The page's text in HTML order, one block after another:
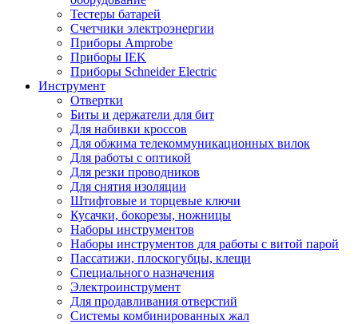
Тестеры батарей
Счетчики электроэнергии
Приборы Amprobe
Приборы IEK
Приборы Schneider Electric
Инструмент
Отвертки
Биты и держатели для бит
Для набивки кроссов
Для обжима телекоммуникационных вилок
Для работы с оптикой
Для резки проводников
Для снятия изоляции
Штифтовые и торцевые ключи
Кусачки, бокорезы, ножницы
Наборы инструментов
Наборы инструментов для работы с витой парой
Пассатижи, плоскогубцы, клещи
Специального назначения
Электроинструмент
Для продавливания отверстий
Системы комбинированных жал